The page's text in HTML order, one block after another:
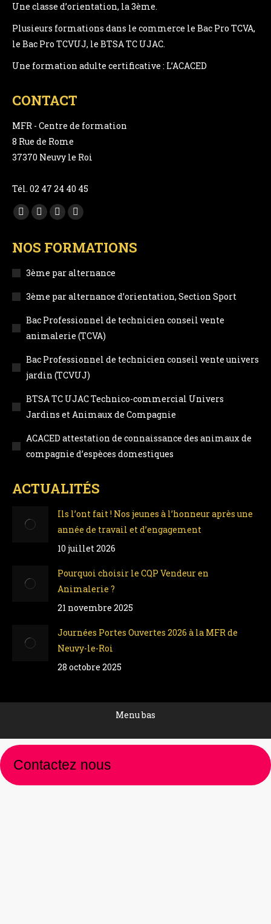
Une classe d’orientation, la 3ème.
Plusieurs formations dans le commerce le Bac Pro TCVA,
le Bac Pro TCVUJ, le BTSA TC UJAC.
Une formation adulte certificative : L’ACACED
CONTACT
MFR - Centre de formation
8 Rue de Rome
37370 Neuvy le Roi
Tél. 02 47 24 40 45
Trouvez nous sur :
Facebook
opens
window
YouTube
opens
new
window
LinkedIn
opens
window
Instagram
opens
window
NOS FORMATIONS
3ème par alternance
3ème par alternance d’orientation, Section Sport
Bac Professionnel de technicien conseil vente
animalerie (TCVA)
Bac Professionnel de technicien conseil vente univers
jardin (TCVUJ)
BTSA TC UJAC Technico-commercial Univers
Jardins et Animaux de Compagnie
ACACED attestation de connaissance des animaux de
compagnie d’espèces domestiques
ACTUALITÉS
Ils l’ont fait ! Nos jeunes à l’honneur après une
année de travail et d’engagement
10 juillet 2026
Pourquoi choisir le CQP Vendeur en
Animalerie ?
21 novembre 2025
Journées Portes Ouvertes 2026 à la MFR de
Neuvy-le-Roi
28 octobre 2025
Menu bas
Contactez nous